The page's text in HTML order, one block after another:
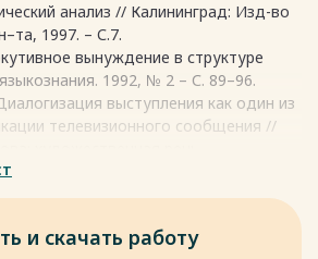
анализ // Калининград: Изд-во
1997. – С.7.
вынуждение в структуре
1992, № 2 – С. 89–96.
выступления как один из
телевизионного сообщения //
1987. – С. 92–99.
А. А. Проблема подростковой
Андре Асимана «Назови меня
проблемы изучения
и скачать работу